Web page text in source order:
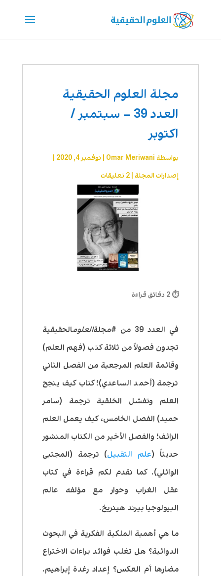
مجلة العلوم الحقيقية
العدد 39 – سبتمبر /
اكتوبر
بواسطة Omar Meriwani نوفمبر 4, 2020
إصدارات المجلة| 2 تعليقات
⏱ 2 دقائق قراءة
في العدد 39 من #مجلة العلومالحقيقية
تجدون فصولاً من ثلاثة كتب (فهم العلم)
وقائمة العلم المرجعية من الفصل الثاني
ترجمة (أحمد الساعدي)؛ كتاب كيف ينجح
العلم وتفشل الخلقية ترجمة (سامر
حميد) الفصل الخامس، كيف يعمل العلم
الزائف؛ والفصل الأخير من الكتاب المنشور
حديثاً (علم التقبيل) ترجمة (المجتبى
الوائلي). كما نقدم لكم قراءة في كتاب
عقل الغراب وحوار مع مؤلفه عالم
البيولوجيا بيرند هينريخ.
ما هي أهمية الملكية الفكرية في البحوث
الدوائية؟ هل تغلب فوائد براءات الاختراع
مضارها أم العكس؟ إعداد رغدة إبراهيم.